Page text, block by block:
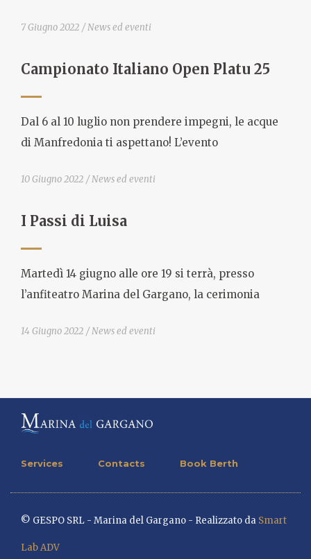
7 Giugno 2022 News ed eventi
Campionato Italiano Open Platu 25
Dal 6 al 10 luglio non prendere impegni, le acque
di Manfredonia ti aspettano! L’evento
10 Giugno 2022 News ed eventi
I Passi di Luisa
Martedì 14 giugno alle ore 19 si terrà, presso
l’anfiteatro Marina del Gargano, la cerimonia
14 Giugno 2022 News ed eventi
Services Contacts Book Berth
© GESPO SRL - Marina del Gargano - Realizzato da Smart
Lab ADV